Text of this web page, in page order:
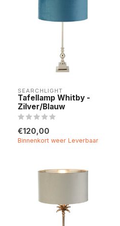
SEARCHLIGHT
Tafellamp Whitby -
Zilver/Blauw
€120,00
Binnenkort weer Leverbaar